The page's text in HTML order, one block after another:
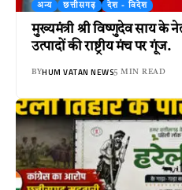
अन्य छत्तीसगढ़ देश - विदेश
मुख्यमंत्री श्री विष्णुदेव साय के
उत्पादों की राष्ट्रीय मंच पर गूंज.
BYHUM VATAN NEWS5 MIN READ